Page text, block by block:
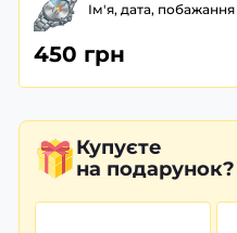
Ім'я, дата,
450 грн
Купуєте
на подарунок?